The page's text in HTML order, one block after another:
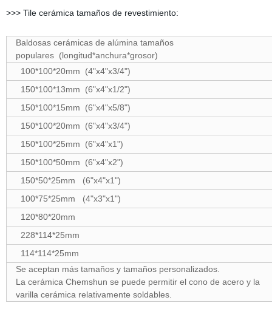
>>> Tile cerámica tamaños de revestimiento:
Baldosas cerámicas de alúmina tamaños
populares (longitud*anchura*grosor)
100*100*20mm (4"x4"x3/4")
150*100*13mm (6"x4"x1/2")
150*100*15mm (6"x4"x5/8")
150*100*20mm (6"x4"x3/4")
150*100*25mm (6"x4"x1")
150*100*50mm (6"x4"x2")
150*50*25mm (6"x4"x1")
100*75*25mm (4"x3"x1")
120*80*20mm
228*114*25mm
114*114*25mm
Se aceptan más tamaños y tamaños personalizados.
La cerámica Chemshun se puede permitir el cono de acero y la
varilla cerámica relativamente soldables.